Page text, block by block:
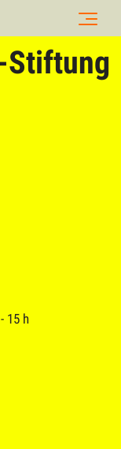
Stiftung
15 h